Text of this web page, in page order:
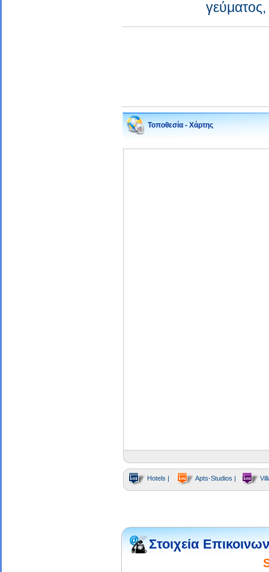
Τοποθεσία - Χάρτης
Hotels | Apts-Studios |
Στοιχεία